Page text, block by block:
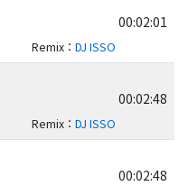
00:02:01
Remix： DJ ISSO
00:02:48
Remix： DJ ISSO
00:02:48